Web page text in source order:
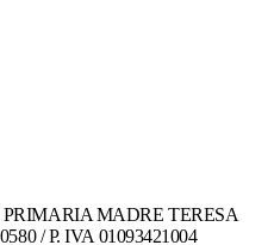
MADRE TERESA
/ P. IVA 01093421004